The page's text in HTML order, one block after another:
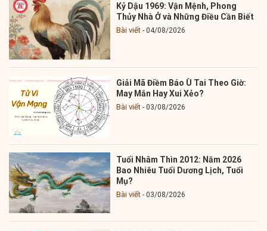
Kỷ Dậu 1969: Vận Mệnh, Phong
Thủy Nhà Ở và Những Điều Cần Biết
Bài viết 04/08/2026
Giải Mã Điềm Báo Ù Tai Theo Giờ:
May Mắn Hay Xui Xẻo?
Bài viết 03/08/2026
Tuổi Nhâm Thìn 2012: Năm 2026
Bao Nhiêu Tuổi Dương Lịch, Tuổi
Mụ?
Bài viết 03/08/2026